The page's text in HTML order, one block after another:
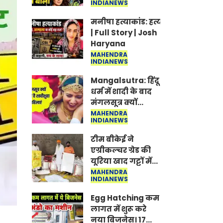
Jantar-Mantar |
CJP protest
INDIANEWS
मनीषा हत्याकांड: हत्या, आत्महत्या या
| Full Story | Josh
Haryana
MAHENDRA
INDIANEWS
Mangalsutra: हिंदू
धर्म में शादी के बाद
मंगलसूत्र क्यों
पहनती है महिलाएं,
किसने शुरु की ये
परंपरा
MAHENDRA
INDIANEWS
टीम बीकेई ने
एग्रीकल्चर ग्रेड की
यूरिया खाद गट्टों में
बदलकर टेक्निकल
ग्रेड में बेचने वालों पर
करवाई कार्रवाई:
लखविंदर सिंह
औलख
MAHENDRA
INDIANEWS
Egg Hatching कम
लागत में शुरू करे
नया बिजनेस। 17